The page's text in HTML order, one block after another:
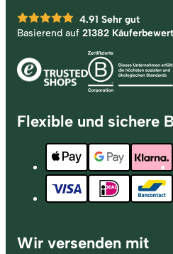
4.91 Sehr gut
Basierend auf 21382
Flexible und sichere
Wir versenden mit